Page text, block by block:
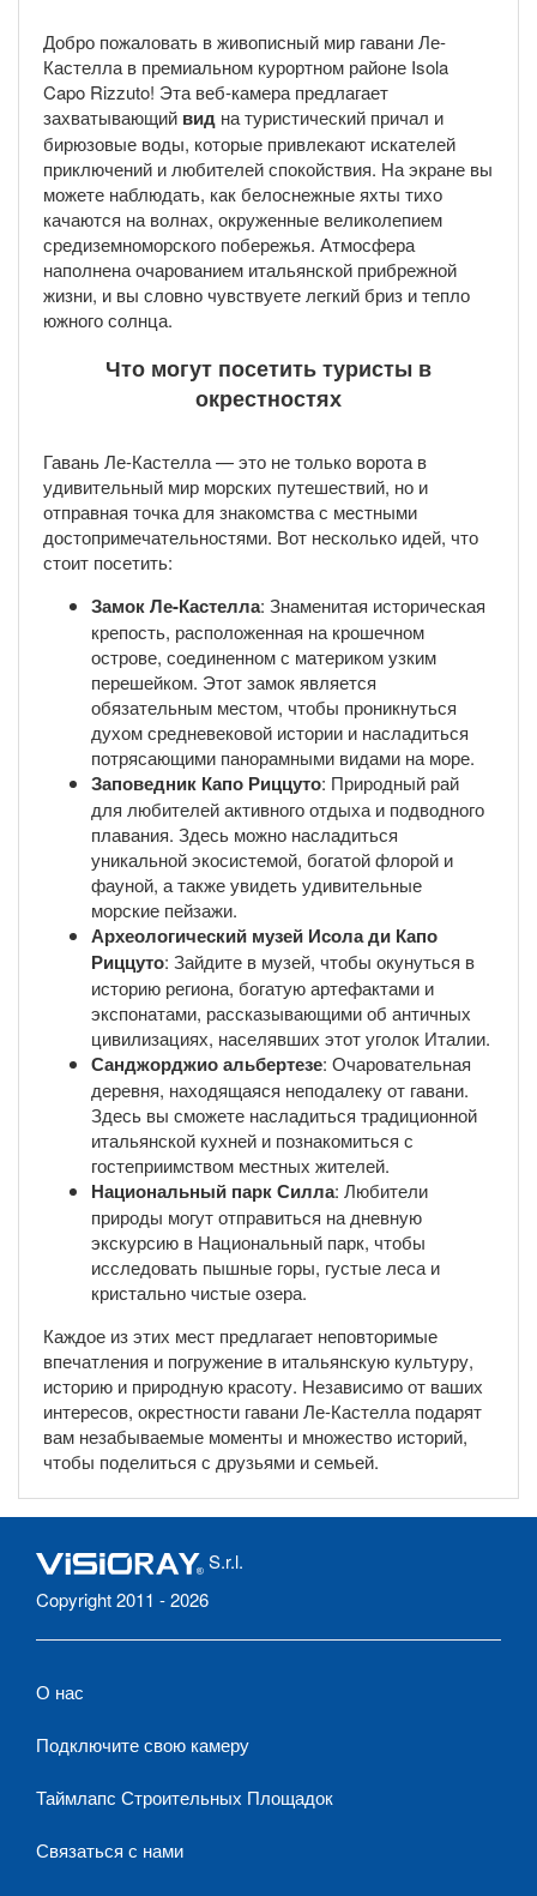
Добро пожаловать в живописный мир гавани Ле-
Кастелла в премиальном курортном районе Isola
Capo Rizzuto! Эта веб-камера предлагает
захватывающий вид на туристический причал и
бирюзовые воды, которые привлекают искателей
приключений и любителей спокойствия. На экране вы
можете наблюдать, как белоснежные яхты тихо
качаются на волнах, окруженные великолепием
средиземноморского побережья. Атмосфера
наполнена очарованием итальянской прибрежной
жизни, и вы словно чувствуете легкий бриз и тепло
южного солнца.
Что могут посетить туристы в
окрестностях
Гавань Ле-Кастелла — это не только ворота в
удивительный мир морских путешествий, но и
отправная точка для знакомства с местными
достопримечательностями. Вот несколько идей, что
стоит посетить:
Замок Ле-Кастелла: Знаменитая историческая
крепость, расположенная на крошечном
острове, соединенном с материком узким
перешейком. Этот замок является
обязательным местом, чтобы проникнуться
духом средневековой истории и насладиться
потрясающими панорамными видами на море.
Заповедник Капо Риццуто: Природный рай
для любителей активного отдыха и подводного
плавания. Здесь можно насладиться
уникальной экосистемой, богатой флорой и
фауной, а также увидеть удивительные
морские пейзажи.
Археологический музей Исола ди Капо
Риццуто: Зайдите в музей, чтобы окунуться в
историю региона, богатую артефактами и
экспонатами, рассказывающими об античных
цивилизациях, населявших этот уголок Италии.
Санджорджио альбертезе: Очаровательная
деревня, находящаяся неподалеку от гавани.
Здесь вы сможете насладиться традиционной
итальянской кухней и познакомиться с
гостеприимством местных жителей.
Национальный парк Силла: Любители
природы могут отправиться на дневную
экскурсию в Национальный парк, чтобы
исследовать пышные горы, густые леса и
кристально чистые озера.
Каждое из этих мест предлагает неповторимые
впечатления и погружение в итальянскую культуру,
историю и природную красоту. Независимо от ваших
интересов, окрестности гавани Ле-Кастелла подарят
вам незабываемые моменты и множество историй,
чтобы поделиться с друзьями и семьей.
S.r.l.
Copyright 2011 - 2026
О нас
Подключите свою камеру
Таймлапс Строительных Площадок
Связаться с нами